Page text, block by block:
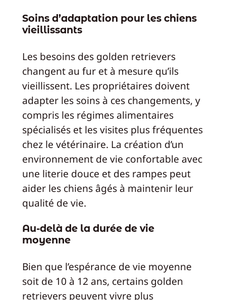
Soins d’adaptation pour les chiens
vieillissants
Les besoins des golden retrievers
changent au fur et à mesure qu’ils
vieillissent. Les propriétaires doivent
adapter les soins à ces changements, y
compris les régimes alimentaires
spécialisés et les visites plus fréquentes
chez le vétérinaire. La création d’un
environnement de vie confortable avec
une literie douce et des rampes peut
aider les chiens âgés à maintenir leur
qualité de vie.
Au-delà de la durée de vie
moyenne
Bien que l’espérance de vie moyenne
soit de 10 à 12 ans, certains golden
retrievers peuvent vivre plus